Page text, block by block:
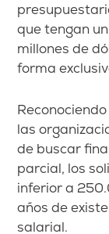
que tengan
millones de
forma
las
de buscar
parcial, los
inferior a
años de
salarial.